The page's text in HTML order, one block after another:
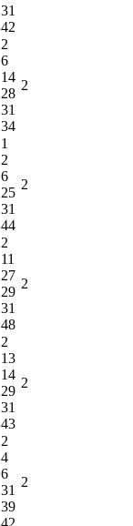
31
42
2
6
14
28
31
34
2
1
2
6
25
31
44
2
2
11
27
29
31
48
2
2
13
14
29
31
43
2
2
4
6
31
39
42
2